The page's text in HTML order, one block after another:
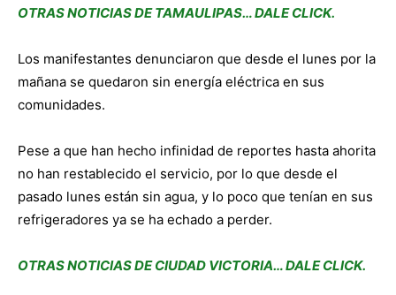
OTRAS NOTICIAS DE TAMAULIPAS… DALE CLICK.
Los manifestantes denunciaron que desde el lunes por la
mañana se quedaron sin energía eléctrica en sus
comunidades.
Pese a que han hecho infinidad de reportes hasta ahorita
no han restablecido el servicio, por lo que desde el
pasado lunes están sin agua, y lo poco que tenían en sus
refrigeradores ya se ha echado a perder.
OTRAS NOTICIAS DE CIUDAD VICTORIA… DALE CLICK.